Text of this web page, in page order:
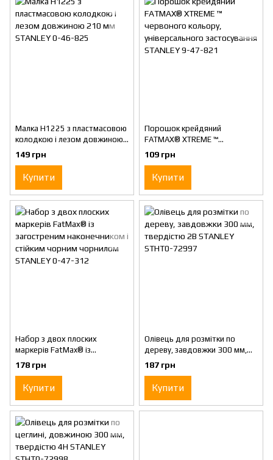
Малка H1225 з пластмасовою
колодкою і лезом довжиною
210 мм STANLEY 0-46-825
149 грн
Купити
Порошок крейдяний
FATMAX® XTREME ™
червоного кольору,
універсального застосування
STANLEY 9-47-821
109 грн
Купити
Набор з двох плоских
маркерів FatMax® із
загостреним наконечником і
стійким чорним чорнилом
STANLEY 0-47-312
178 грн
Купити
Олівець для розмітки по
дереву, завдовжки 300 мм,
твердістю 2В STANLEY STHT0-
72997
187 грн
Купити